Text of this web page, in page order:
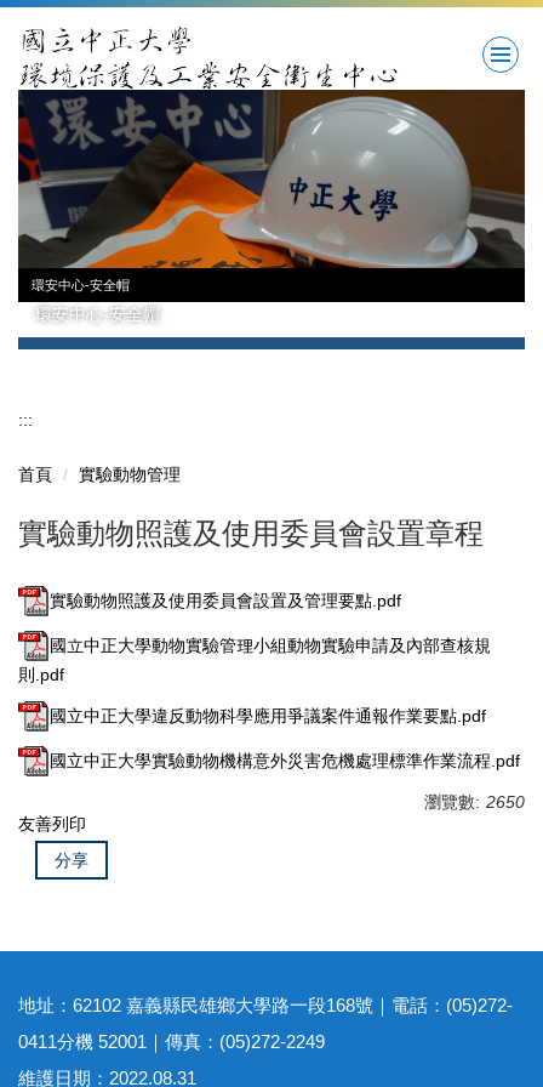
到
主
要
內
容
區
環安中心-安全帽
環安中心-安全帽
:::
首頁 實驗動物管理
實驗動物照護及使用委員會設置章程
實驗動物照護及使用委員會設置及管理要點.pdf
國立中正大學動物實驗管理小組動物實驗申請及內部查核規
則.pdf
國立中正大學違反動物科學應用爭議案件通報作業要點.pdf
國立中正大學實驗動物機構意外災害危機處理標準作業流程.pdf
瀏覽數: 2650
友善列印
分享
地址：62102 嘉義縣民雄鄉大學路一段168號｜電話：(05)272-
0411分機 52001｜傳真：(05)272-2249
維護日期：2022.08.31